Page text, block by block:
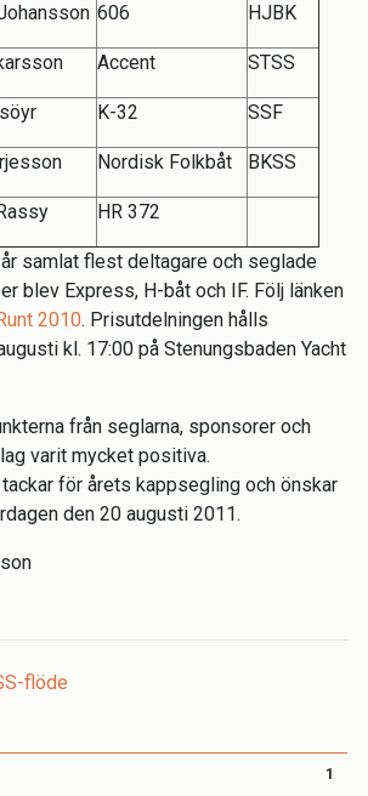
flöde
1
606 HJBK
Accent STSS
K-32 SSF
Nordisk Folkbåt BKSS
HR 372
samlat flest deltagare och seglade
blev Express, H-båt och IF. Följ länken
2010. Prisutdelningen hålls
kl. 17:00 på Stenungsbaden Yacht
från seglarna, sponsorer och
varit mycket positiva.
för årets kappsegling och önskar
den 20 augusti 2011.